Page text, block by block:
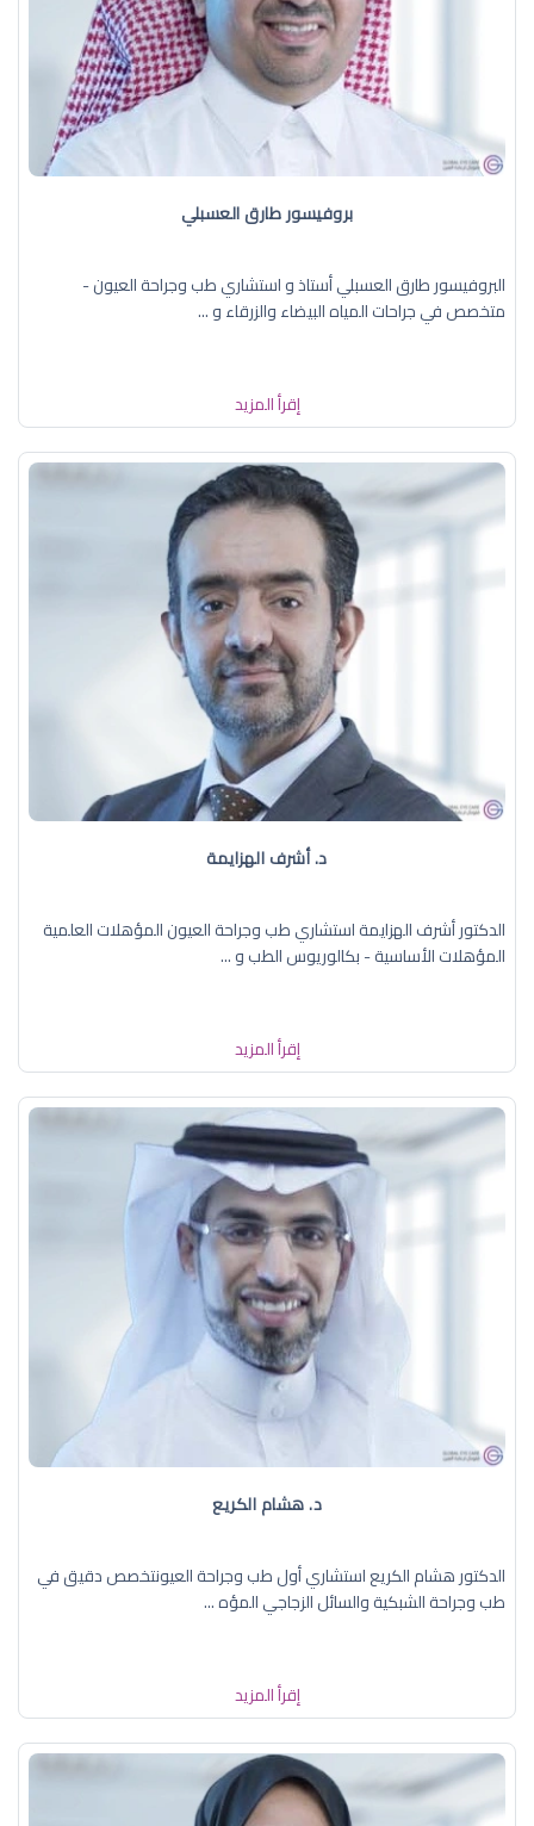
بروفيسور طارق العسبلي
البروفيسور طارق العسبلي أستاذ و استشاري طب وجراحة العيون -
متخصص في جراحات المياه البيضاء والزرقاء و ...
إقرأ المزيد
د. أشرف الهزايمة
الدكتور أشرف الهزايمة استشاري طب وجراحة العيون المؤهلات العلمية
المؤهلات الأساسية - بكالوريوس الطب و ...
إقرأ المزيد
د. هشام الكريع
الدكتور هشام الكريع استشاري أول طب وجراحة العيونتخصص دقيق في
طب وجراحة الشبكية والسائل الزجاجي المؤه ...
إقرأ المزيد